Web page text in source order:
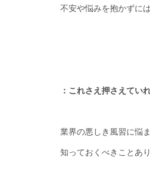
不安や悩みを抱かずに
：これさえ押さえてい
業界の悪しき風習に悩
知っておくべきことあり